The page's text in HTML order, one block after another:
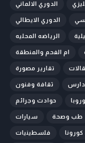
الدوري الالماني
الدوري الايطالي
الرياضه المحليه
ام الفحم والمنطقة
تقارير مصورة
ثقافة وفنون
حوادث وجرائم
سيارات طب وصحة
فلسطينيات